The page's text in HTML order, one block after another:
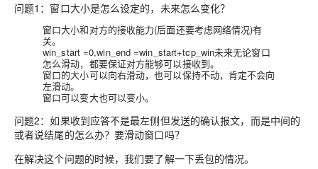
问题1： 窗口大小是怎么设定的，未来怎么变化？
窗口大小和对方的接收能力(后面还要考虑网络情况)有
关。
win_start =0,win_end =win_start+tcp_win未来无论窗口
怎么滑动，都要保证对方能够可以接收到。
窗口的大小可以向右滑动，也可以保持不动，肯定不会向
左滑动。
窗口可以变大也可以变小。
问题2：如果收到应答不是最左侧但发送的确认报文，而是中间的
或者说结尾的怎么办？要滑动窗口吗？
在解决这个问题的时候，我们要了解一下丢包的情况。